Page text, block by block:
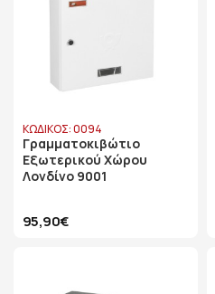
ΚΩΔΙΚΟΣ: 0094
Γραμματοκιβώτιο
Εξωτερικού Χώρου
Λονδίνο 9001
95,90€